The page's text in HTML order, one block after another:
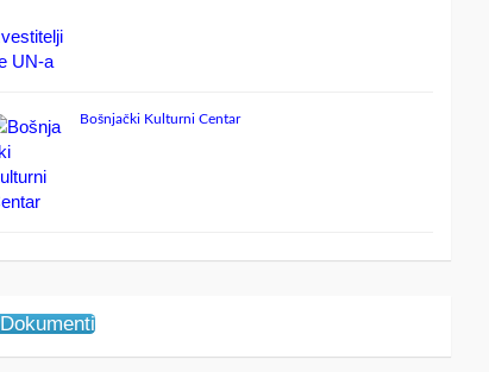
Bošnjački Kulturni Centar
Dokumenti